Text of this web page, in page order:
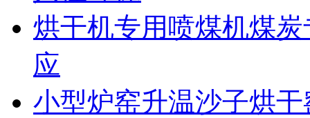
烘干机专用喷煤机煤
应
小型炉窑升温沙子烘